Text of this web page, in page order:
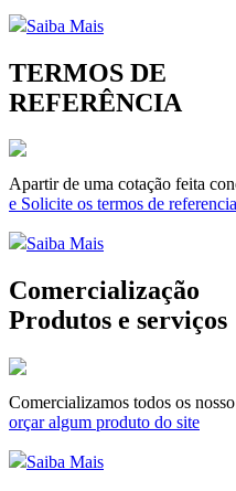
Saiba Mais
TERMOS DE
REFERÊNCIA
Apartir de uma cotação feita
e Solicite os termos de
Saiba Mais
Comercialização
Produtos e serviços
Comercializamos todos os
orçar algum produto do site
Saiba Mais